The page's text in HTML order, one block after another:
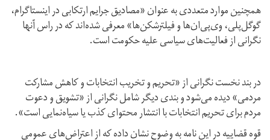
همچنین موارد متعددی به عنوان «‌مصادیق جرایم ارتکابی در اینستاگرام،
گوگل‌پلی، وی‌پی‌ان‌ها و فیلتر‌شکن‌ها» معرفی شده‌اند که در راس آنها
نگرانی از فعالیت‌های سیاسی علیه حکومت است.
در بند نخست نگرانی از «‌تحریم و تخریب انتخابات و کاهش مشارکت
مردمی» دیده می‌شود و بندی دیگر شامل نگرانی از «‌تشویق و دعوت
مردم برای تحریم انتخابات با انتشار محتوای کذب یا سیاه‌نمایی است».
قوه‌ قضاییه در این نامه به وضوح نشان داده که از اعتراض‌های عمومی